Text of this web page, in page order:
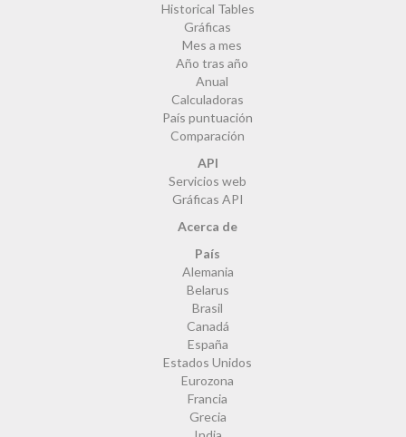
Historical Tables
Gráficas
Mes a mes
Año tras año
Anual
Calculadoras
País puntuación
Comparación
API
Servicios web
Gráficas API
Acerca de
País
Alemania
Belarus
Brasil
Canadá
España
Estados Unidos
Eurozona
Francia
Grecia